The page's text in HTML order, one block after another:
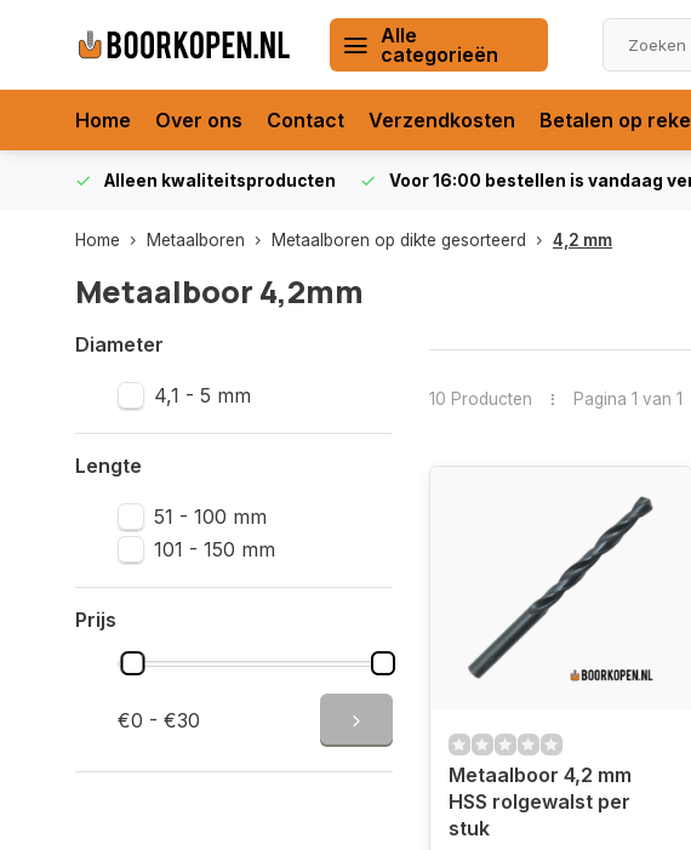
Alle
categorieën
Home Over ons Contact Verzendkosten Betalen op
Alleen kwaliteitsproducten Voor 16:00 bestellen is vandaag
Home Metaalboren Metaalboren op dikte gesorteerd 4,2 mm
Metaalboor 4,2mm
Diameter
4,1 - 5 mm
Lengte
51 - 100 mm
101 - 150 mm
Prijs
€0 - €30
10 Producten Pagina 1 van 1
Metaalboor 4,2 mm
HSS rolgewalst per
stuk